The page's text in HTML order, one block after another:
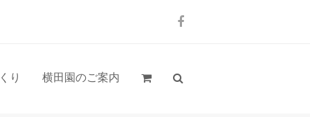
Facebook
り 横田園のご案内